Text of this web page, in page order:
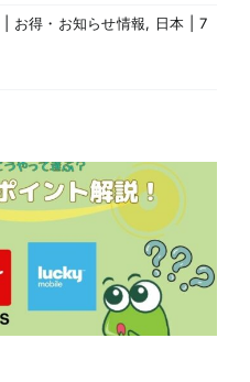
お得・お知らせ情報, 日本
7